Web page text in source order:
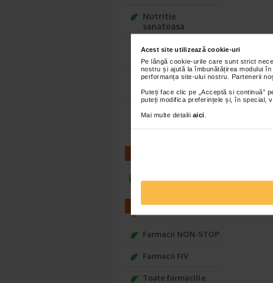
Acest site utilizează cookie-uri
Pe lângă cookie-urile care sunt strict
nostru și ajută la îmbunătățirea modului
performanța site-ului nostru. Partenerii
Puteți face clic pe „Acceptă si continuă”
puteți modifica preferințele și, în special,
Mai multe detalii aici
Nutritie
sanatoasa
Ce Oftapic ti se
potriveste
Adora – Adorabili
din prima clipa
Seturi cadou
infoline@catena.ro
FARMACII
Farmacii NON-STOP
Farmacii FIV
Toate farmaciile